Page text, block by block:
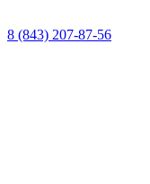
8 (843) 207-87-56